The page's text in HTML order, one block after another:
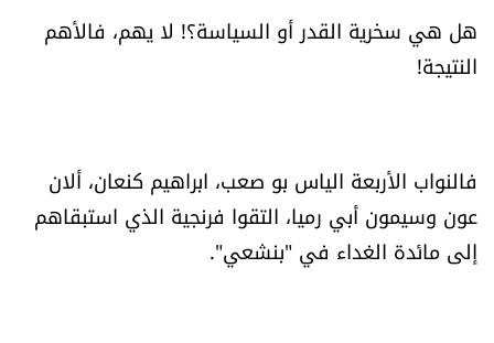
العالم
الصحافة الإسرائيلية
فصل من كتاب
اقرأ تضحك
هل هي سخرية القدر أو السياسة؟! لا يهم، فالأهم
النتيجة!
فالنواب الأربعة الياس بو صعب، ابراهيم كنعان، ألان
عون وسيمون أبي رميا، التقوا فرنجية الذي استبقاهم
إلى مائدة الغداء في "بنشعي".